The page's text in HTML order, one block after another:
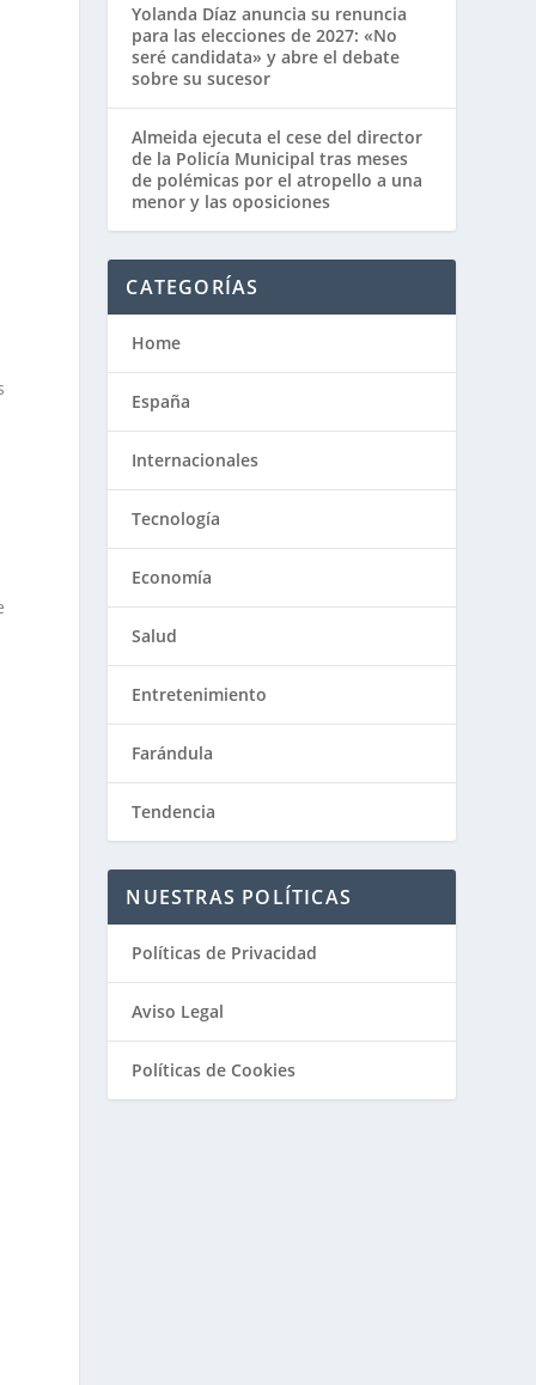
Yolanda Díaz anuncia su renuncia
para las elecciones de 2027: «No
seré candidata» y abre el debate
sobre su sucesor
Almeida ejecuta el cese del director
de la Policía Municipal tras meses
de polémicas por el atropello a una
menor y las oposiciones
CATEGORÍAS
Home
España
Internacionales
Tecnología
Economía
Salud
Entretenimiento
Farándula
Tendencia
NUESTRAS POLÍTICAS
Políticas de Privacidad
Aviso Legal
Políticas de Cookies